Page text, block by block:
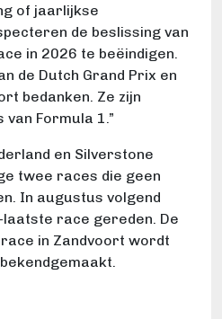
of jaarlijkse
de beslissing van
in 2026 te beëindigen.
de Dutch Grand Prix en
bedanken. Ze zijn
Formula 1.”
en Silverstone
twee races die geen
In augustus volgend
race gereden. De
in Zandvoort wordt